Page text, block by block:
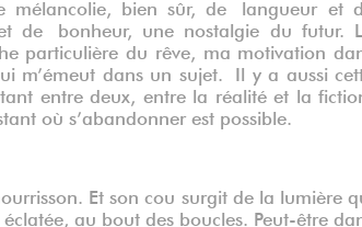
mélancolie, bien sûr, de langueur et
et de bonheur, une nostalgie du futur.
particulière du rêve, ma motivation
m’émeut dans un sujet. Il y a aussi
entre deux, entre la réalité et la
où s’abandonner est possible.
Et son cou surgit de la lumière
au bout des boucles. Peut-être